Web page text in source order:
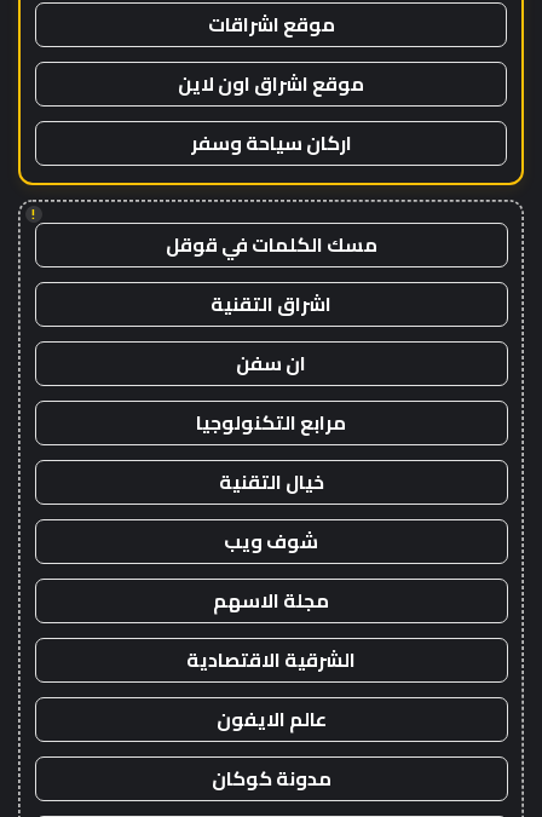
موقع اشراقات
موقع اشراق اون لاين
اركان سياحة وسفر
!
مسك الكلمات في قوقل
اشراق التقنية
ان سفن
مرابع التكنولوجيا
خيال التقنية
شوف ويب
مجلة الاسهم
الشرقية الاقتصادية
عالم الايفون
مدونة كوكان